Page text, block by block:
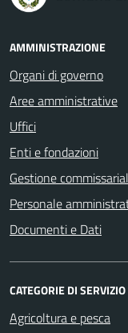
AMMINISTRAZIONE
Organi di governo
Aree amministrative
Uffici
Enti e fondazioni
Gestione
Personale
Documenti e Dati
CATEGORIE DI SERVIZIO
Agricoltura e pesca